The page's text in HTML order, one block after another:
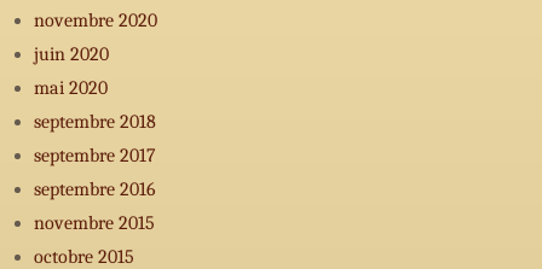
novembre 2020
juin 2020
mai 2020
septembre 2018
septembre 2017
septembre 2016
novembre 2015
octobre 2015